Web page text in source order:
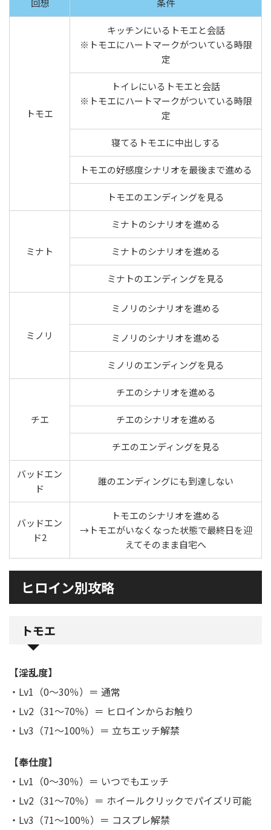
回想 条件
トモエ
キッチンにいるトモエと会話
※トモエにハートマークがついている時限
定
トイレにいるトモエと会話
※トモエにハートマークがついている時限
定
寝てるトモエに中出しする
トモエの好感度シナリオを最後まで進める
トモエのエンディングを見る
ミナト
ミナトのシナリオを進める
ミナトのシナリオを進める
ミナトのエンディングを見る
ミノリ
ミノリのシナリオを進める
ミノリのシナリオを進める
ミノリのエンディングを見る
チエ
チエのシナリオを進める
チエのシナリオを進める
チエのエンディングを見る
バッドエン
ド
誰のエンディングにも到達しない
バッドエン
ド2
トモエのシナリオを進める
→トモエがいなくなった状態で最終日を迎
えてそのまま自宅へ
ヒロイン別攻略
トモエ
【淫乱度】
・Lv1（0～30％）＝ 通常
・Lv2（31～70％）＝ ヒロインからお触り
・Lv3（71～100％）＝ 立ちエッチ解禁
【奉仕度】
・Lv1（0～30％）＝ いつでもエッチ
・Lv2（31～70％）＝ ホイールクリックでパイズリ可能
・Lv3（71～100％）＝ コスプレ解禁